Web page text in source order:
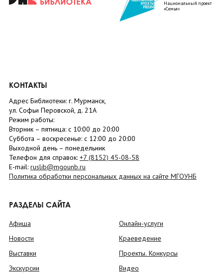
Национальный проект
«Семья»
КОНТАКТЫ
Адрес Библиотеки: г. Мурманск,
ул. Софьи Перовской, д. 21А
Режим работы:
Вторник – пятница: с 10:00 до 20:00
Суббота – воскресенье: c 12:00 до 20:00
Выходной день – понедельник
Телефон для справок: +7 (8152) 45-08-58
E-mail: ruslib@mgounb.ru
Политика обработки персональных данных на сайте МГОУНБ
РАЗДЕЛЫ САЙТА
Афиша
Новости
Выставки
Экскурсии
Онлайн-услуги
Краеведение
Проекты. Конкурсы
Видео